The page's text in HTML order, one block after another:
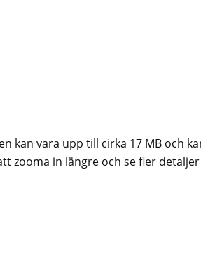
kan vara upp till cirka 17 MB och
zooma in längre och se fler detaljer